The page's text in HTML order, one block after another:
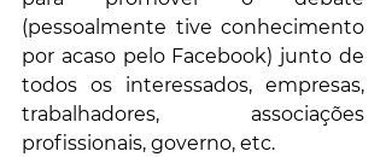
(pessoalmente tive conhecimento
por acaso pelo Facebook) junto de
todos os interessados, empresas,
trabalhadores, associações
profissionais, governo, etc.